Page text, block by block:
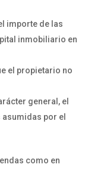
importe de las
inmobiliario en
el propietario no
general, el
por el
como en